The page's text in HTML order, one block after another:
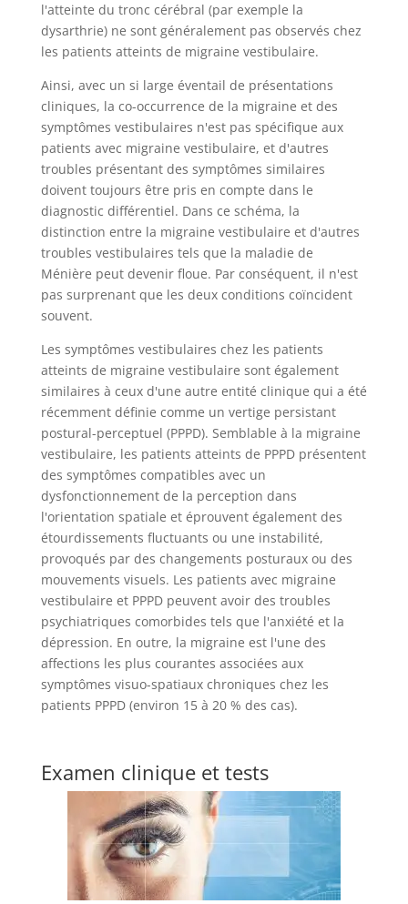
l'atteinte du tronc cérébral (par exemple la
dysarthrie) ne sont généralement pas observés chez
les patients atteints de migraine vestibulaire.
Ainsi, avec un si large éventail de présentations
cliniques, la co-occurrence de la migraine et des
symptômes vestibulaires n'est pas spécifique aux
patients avec migraine vestibulaire, et d'autres
troubles présentant des symptômes similaires
doivent toujours être pris en compte dans le
diagnostic différentiel. Dans ce schéma, la
distinction entre la migraine vestibulaire et d'autres
troubles vestibulaires tels que la maladie de
Ménière peut devenir floue. Par conséquent, il n'est
pas surprenant que les deux conditions coïncident
souvent.
Les symptômes vestibulaires chez les patients
atteints de migraine vestibulaire sont également
similaires à ceux d'une autre entité clinique qui a été
récemment définie comme un vertige persistant
postural-perceptuel (PPPD). Semblable à la migraine
vestibulaire, les patients atteints de PPPD présentent
des symptômes compatibles avec un
dysfonctionnement de la perception dans
l'orientation spatiale et éprouvent également des
étourdissements fluctuants ou une instabilité,
provoqués par des changements posturaux ou des
mouvements visuels. Les patients avec migraine
vestibulaire et PPPD peuvent avoir des troubles
psychiatriques comorbides tels que l'anxiété et la
dépression. En outre, la migraine est l'une des
affections les plus courantes associées aux
symptômes visuo-spatiaux chroniques chez les
patients PPPD (environ 15 à 20 % des cas).
Examen clinique et tests